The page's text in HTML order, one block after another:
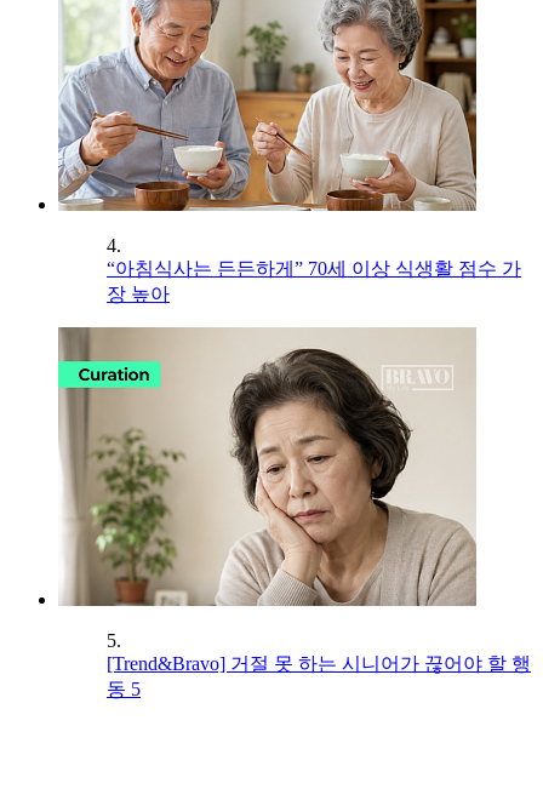
4.
“아침식사는 든든하게” 70세 이상 식생활 점수 가
장 높아
5.
[Trend&Bravo] 거절 못 하는 시니어가 끊어야 할 행
동 5